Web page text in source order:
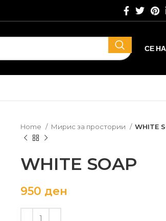
СЕ
Home Мирис за простории WHITE
WHITE SOAP
950 ден